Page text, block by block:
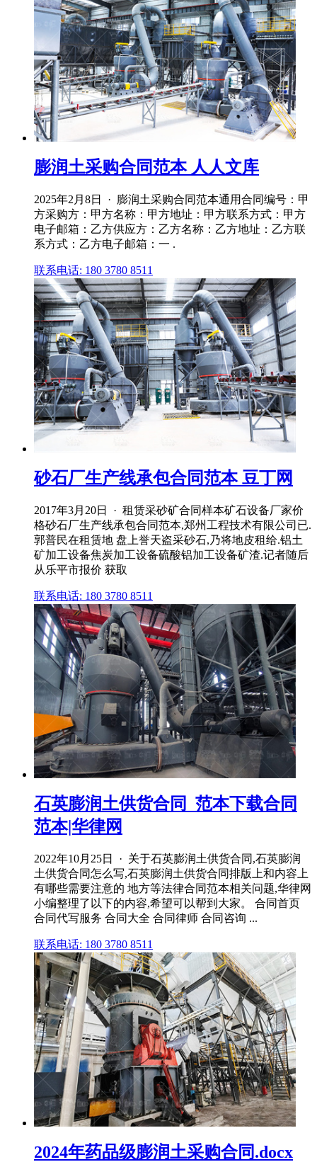
膨润土采购合同范本 人人文库
2025年2月8日 · 膨润土采购合同范本通用合同编号：甲
方采购方：甲方名称：甲方地址：甲方联系方式：甲方
电子邮箱：乙方供应方：乙方名称：乙方地址：乙方联
系方式：乙方电子邮箱：一 .
联系电话: 180 3780 8511
砂石厂生产线承包合同范本 豆丁网
2017年3月20日 · 租赁采砂矿合同样本矿石设备厂家价
格砂石厂生产线承包合同范本,郑州工程技术有限公司已.
郭普民在租赁地 盘上誉天盗采砂石,乃将地皮租给.铝土
矿加工设备焦炭加工设备硫酸铝加工设备矿渣.记者随后
从乐平市报价 获取
联系电话: 180 3780 8511
石英膨润土供货合同_范本下载合同
范本|华律网
2022年10月25日 · 关于石英膨润土供货合同,石英膨润
土供货合同怎么写,石英膨润土供货合同排版上和内容上
有哪些需要注意的 地方等法律合同范本相关问题,华律网
小编整理了以下的内容,希望可以帮到大家。 合同首页
合同代写服务 合同大全 合同律师 合同咨询 ...
联系电话: 180 3780 8511
2024年药品级膨润土采购合同.docx